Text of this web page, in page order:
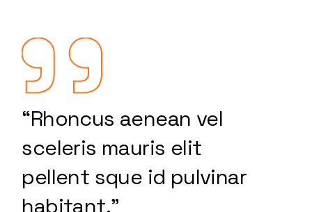
“Rhoncus aenean vel
sceleris mauris elit
pellent sque id pulvinar
habitant.”